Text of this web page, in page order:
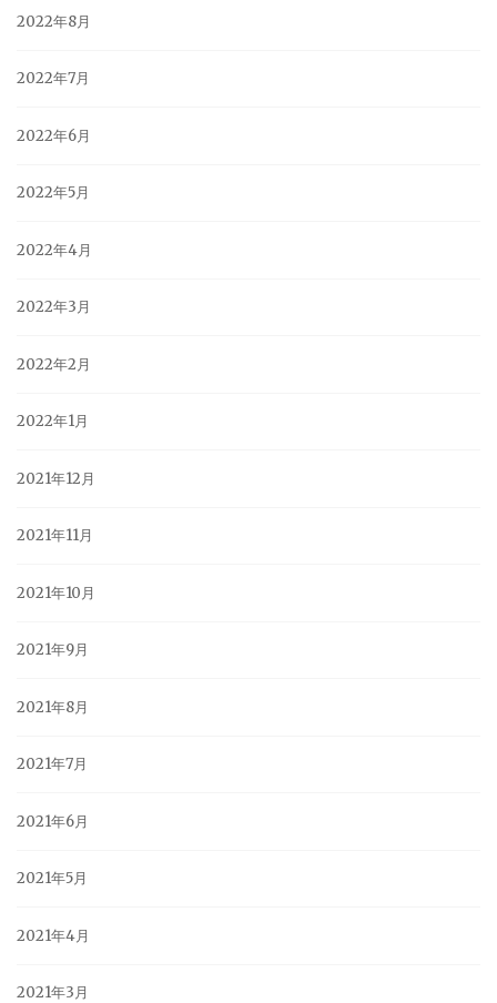
2022年8月
2022年7月
2022年6月
2022年5月
2022年4月
2022年3月
2022年2月
2022年1月
2021年12月
2021年11月
2021年10月
2021年9月
2021年8月
2021年7月
2021年6月
2021年5月
2021年4月
2021年3月